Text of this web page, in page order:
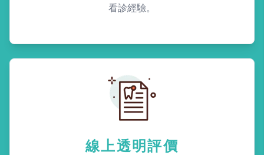
看診經驗。
線上透明評價